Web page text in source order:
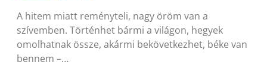
A hitem miatt reményteli, nagy öröm van a
szívemben. Történhet bármi a világon, hegyek
omolhatnak össze, akármi bekövetkezhet, béke van
bennem –…